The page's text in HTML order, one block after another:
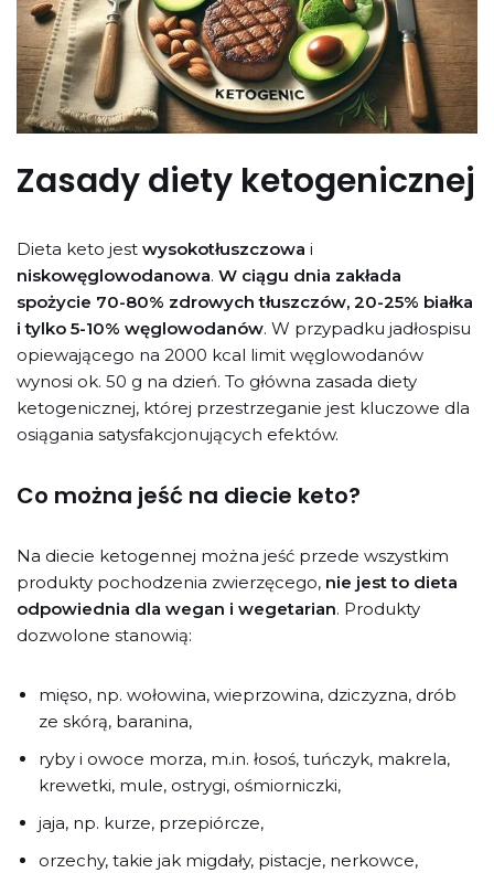
Zasady diety ketogenicznej
Dieta keto jest wysokotłuszczowa i
niskowęglowodanowa. W ciągu dnia zakłada
spożycie 70-80% zdrowych tłuszczów, 20-25% białka
i tylko 5-10% węglowodanów. W przypadku jadłospisu
opiewającego na 2000 kcal limit węglowodanów
wynosi ok. 50 g na dzień. To główna zasada diety
ketogenicznej, której przestrzeganie jest kluczowe dla
osiągania satysfakcjonujących efektów.
Co można jeść na diecie keto?
Na diecie ketogennej można jeść przede wszystkim
produkty pochodzenia zwierzęcego, nie jest to dieta
odpowiednia dla wegan i wegetarian. Produkty
dozwolone stanowią:
mięso, np. wołowina, wieprzowina, dziczyzna, drób
ze skórą, baranina,
ryby i owoce morza, m.in. łosoś, tuńczyk, makrela,
krewetki, mule, ostrygi, ośmiorniczki,
jaja, np. kurze, przepiórcze,
orzechy, takie jak migdały, pistacje, nerkowce,